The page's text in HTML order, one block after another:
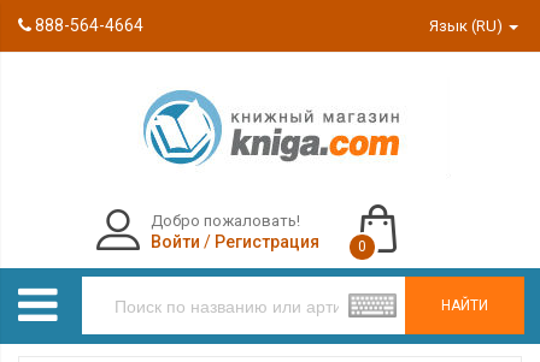
888-564-4664 Язык (RU)
НАЙТИ
Добро пожаловать!
Войти / Регистрация 0